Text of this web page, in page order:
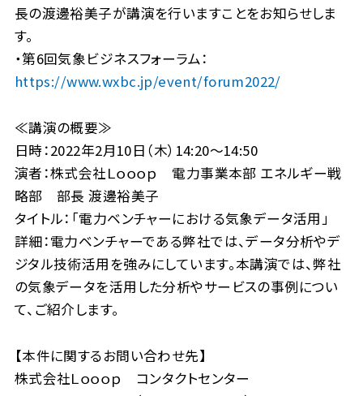
長の渡邊裕美子が講演を行いますことをお知らせしま
す。
・第6回気象ビジネスフォーラム：
https://www.wxbc.jp/event/forum2022/
≪講演の概要≫
日時：2022年2月10日（木）14:20～14:50
演者：株式会社Ｌｏｏｏｐ 電力事業本部 エネルギー戦
略部 部長 渡邊裕美子
タイトル：「電力ベンチャーにおける気象データ活用」
詳細：電力ベンチャーである弊社では、データ分析やデ
ジタル技術活用を強みにしています。本講演では、弊社
の気象データを活用した分析やサービスの事例につい
て、ご紹介します。
【本件に関するお問い合わせ先】
株式会社Ｌｏｏｏｐ コンタクトセンター